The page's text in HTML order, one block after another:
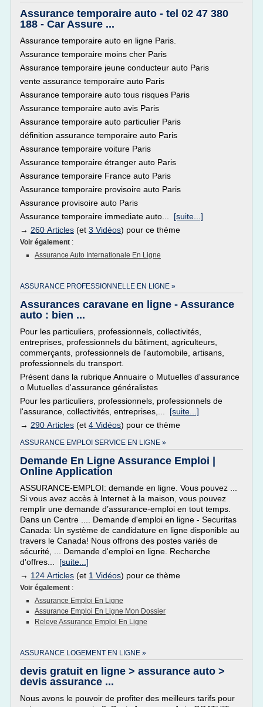
Assurance temporaire auto - tel 02 47 380
188 - Car Assure ...
Assurance temporaire auto en ligne Paris.
Assurance temporaire moins cher Paris
Assurance temporaire jeune conducteur auto Paris
vente assurance temporaire auto Paris
Assurance temporaire auto tous risques Paris
Assurance temporaire auto avis Paris
Assurance temporaire auto particulier Paris
définition assurance temporaire auto Paris
Assurance temporaire voiture Paris
Assurance temporaire étranger auto Paris
Assurance temporaire France auto Paris
Assurance temporaire provisoire auto Paris
Assurance provisoire auto Paris
Assurance temporaire immediate auto... [suite...]
→ 260 Articles (et 3 Vidéos) pour ce thème
Voir également :
Assurance Auto Internationale En Ligne
ASSURANCE PROFESSIONNELLE EN LIGNE »
Assurances caravane en ligne - Assurance
auto : bien ...
Pour les particuliers, professionnels, collectivités,
entreprises, professionnels du bâtiment, agriculteurs,
commerçants, professionnels de l'automobile, artisans,
professionnels du transport.
Présent dans la rubrique Annuaire o Mutuelles d'assurance
o Mutuelles d'assurance généralistes
Pour les particuliers, professionnels, professionnels de
l'assurance, collectivités, entreprises,... [suite...]
→ 290 Articles (et 4 Vidéos) pour ce thème
ASSURANCE EMPLOI SERVICE EN LIGNE »
Demande En Ligne Assurance Emploi |
Online Application
ASSURANCE-EMPLOI: demande en ligne. Vous pouvez ...
Si vous avez accès à Internet à la maison, vous pouvez
remplir une demande d’assurance-emploi en tout temps.
Dans un Centre .... Demande d'emploi en ligne - Securitas
Canada: Un système de candidature en ligne disponible au
travers le Canada! Nous offrons des postes variés de
sécurité, ... Demande d'emploi en ligne. Recherche
d'offres... [suite...]
→ 124 Articles (et 1 Vidéos) pour ce thème
Voir également :
Assurance Emploi En Ligne
Assurance Emploi En Ligne Mon Dossier
Releve Assurance Emploi En Ligne
ASSURANCE LOGEMENT EN LIGNE »
devis gratuit en ligne > assurance auto >
devis assurance ...
Nous avons le pouvoir de profiter des meilleurs tarifs pour